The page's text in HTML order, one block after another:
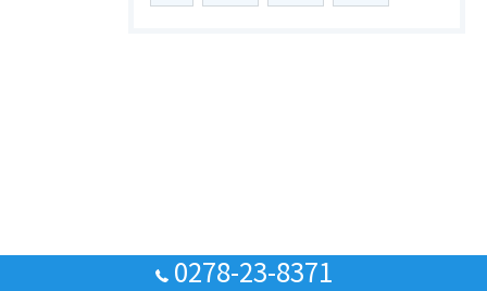
0278-23-8371